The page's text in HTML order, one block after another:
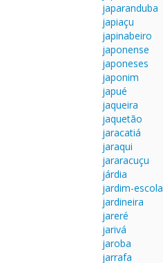
japaranduba
japiaçu
japinabeiro
japonense
japoneses
japonim
japué
jaqueira
jaquetão
jaracatiá
jaraqui
jararacuçu
járdia
jardim-escola
jardineira
jareré
jarivá
jaroba
jarrafa